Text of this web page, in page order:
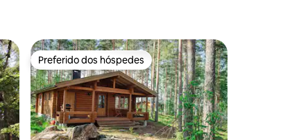
Preferido dos hóspedes
Preferido dos hóspedes